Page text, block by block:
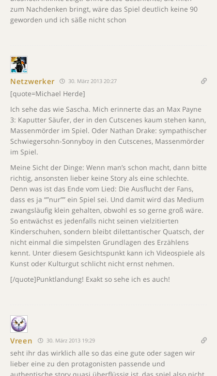
zum Nachdenken bringt, wäre das Spiel deutlich keine 90
geworden und ich säße nicht schon
Netzwerker 30. März 2013 20:27
[quote=Michael Herde]
Ich sehe das wie Sascha. Mich erinnerte das an Max Payne
3: Kaputter Säufer, der in den Cutscenes kaum stehen kann,
Massenmörder im Spiel. Oder Nathan Drake: sympathischer
Schwiegersohn-Sonnyboy in den Cutscenes, Massenmörder
im Spiel.
Meine Sicht der Dinge: Wenn man’s schon macht, dann bitte
richtig, ansonsten lieber keine Story als eine schlechte.
Denn was ist das Ende vom Lied: Die Ausflucht der Fans,
dass es ja “”nur”” ein Spiel sei. Und damit wird das Medium
zwangsläufig klein gehalten, obwohl es so gerne groß wäre.
So entwächst es jedenfalls nicht seinen vielzitierten
Kinderschuhen, sondern bleibt dilettantischer Quatsch, der
nicht einmal die simpelsten Grundlagen des Erzählens
kennt. Unter diesem Gesichtspunkt kann ich Videospiele als
Kunst oder Kulturgut schlicht nicht ernst nehmen.
[/quote]Punktlandung! Exakt so sehe ich es auch!
Vreen 30. März 2013 19:29
seht ihr das wirklich alle so das eine gute oder sagen wir
lieber eine zu den protagonisten passende und